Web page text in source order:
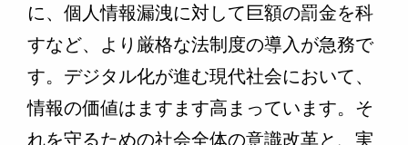
に、個人情報漏洩に対して巨額の罰金を科
すなど、より厳格な法制度の導入が急務で
す。デジタル化が進む現代社会において、
情報の価値はますます高まっています。そ
れを守るための社会全体の意識改革と、実